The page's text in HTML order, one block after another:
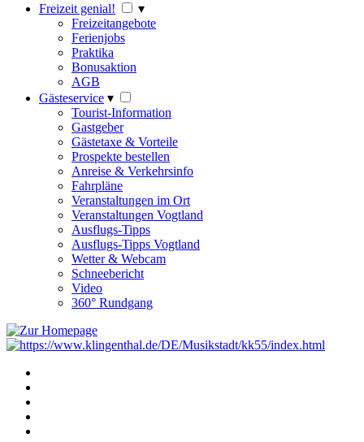
Freizeit genial!
▾
Freizeitangebote
Ferienjobs
Praktika
Bonusaktion
AGB
Gästeservice ▾
Tourist-Information
Gastgeber
Gästetaxe & Vorteile
Prospekte bestellen
Anreise & Verkehrsinfo
Fahrpläne
Veranstaltungen im Ort
Veranstaltungen Vogtland
Ausflugs-Tipps
Ausflugs-Tipps Vogtland
Wetter & Webcam
Schneebericht
Video
360° Rundgang